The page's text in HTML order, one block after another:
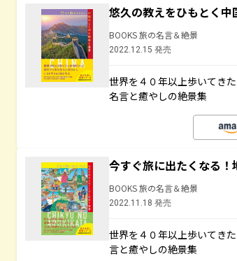
悠久の教えをひもとく中
BOOKS 旅の名言＆絶景
2022.12.15 発売
世界を４０年以上歩いてき
名言と癒やしの絶景集
今すぐ旅に出たくなる！
BOOKS 旅の名言＆絶景
2022.11.18 発売
世界を４０年以上歩いてき
言と癒やしの絶景集